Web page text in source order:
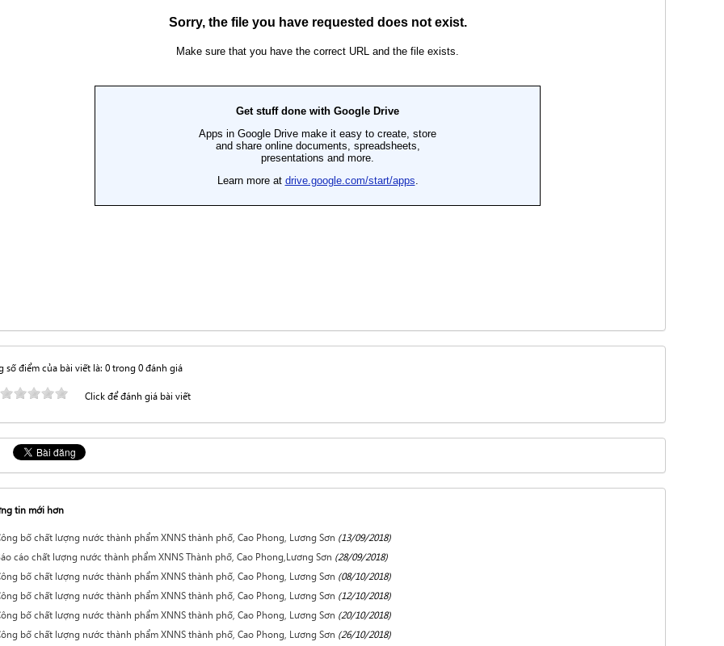
số điểm của bài viết là: 0 trong 0 đánh giá
Click để đánh giá bài viết
tin mới hơn
bố chất lượng nước thành phẩm XNNS thành phố, Cao Phong, Lương Sơn (13/09/2018)
cáo chất lượng nước thành phẩm XNNS Thành phố, Cao Phong,Lương Sơn (28/09/2018)
bố chất lượng nước thành phẩm XNNS thành phố, Cao Phong, Lương Sơn (08/10/2018)
bố chất lượng nước thành phẩm XNNS thành phố, Cao Phong, Lương Sơn (12/10/2018)
bố chất lượng nước thành phẩm XNNS thành phố, Cao Phong, Lương Sơn (20/10/2018)
bố chất lượng nước thành phẩm XNNS thành phố, Cao Phong, Lương Sơn (26/10/2018)